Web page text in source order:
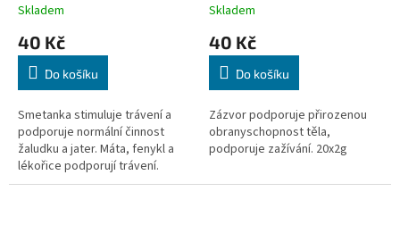
Skladem
40 Kč
Do košíku
Smetanka stimuluje trávení a
podporuje normální činnost
žaludku a jater. Máta, fenykl a
lékořice podporují trávení.
Kopřiva a pýr podporují
Skladem
40 Kč
Do košíku
Zázvor podporuje přirozenou
obranyschopnost těla,
podporuje zažívání. 20x2g